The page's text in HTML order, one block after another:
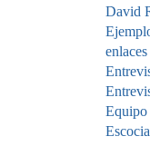
David
enlaces
Equipo
Escocia